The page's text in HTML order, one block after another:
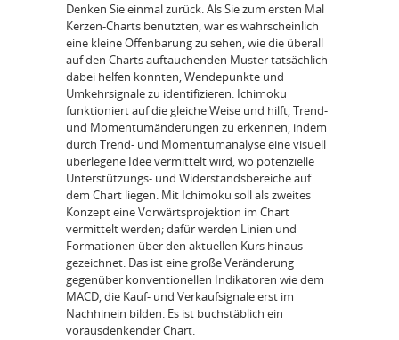
Denken Sie einmal zurück. Als Sie zum ersten Mal
Kerzen-Charts benutzten, war es wahrscheinlich
eine kleine Offenbarung zu sehen, wie die überall
auf den Charts auftauchenden Muster tatsächlich
dabei helfen konnten, Wendepunkte und
Umkehrsignale zu identifizieren. Ichimoku
funktioniert auf die gleiche Weise und hilft, Trend-
und Momentumänderungen zu erkennen, indem
durch Trend- und Momentumanalyse eine visuell
überlegene Idee vermittelt wird, wo potenzielle
Unterstützungs- und Widerstandsbereiche auf
dem Chart liegen. Mit Ichimoku soll als zweites
Konzept eine Vorwärtsprojektion im Chart
vermittelt werden; dafür werden Linien und
Formationen über den aktuellen Kurs hinaus
gezeichnet. Das ist eine große Veränderung
gegenüber konventionellen Indikatoren wie dem
MACD, die Kauf- und Verkaufsignale erst im
Nachhinein bilden. Es ist buchstäblich ein
vorausdenkender Chart.